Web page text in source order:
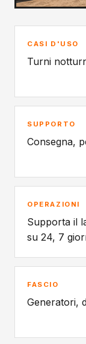
CASI D'USO
Turni
SUPPORTO
Consegna,
OPERAZIONI
Supporta il
su 24, 7
FASCIO
Generatori,